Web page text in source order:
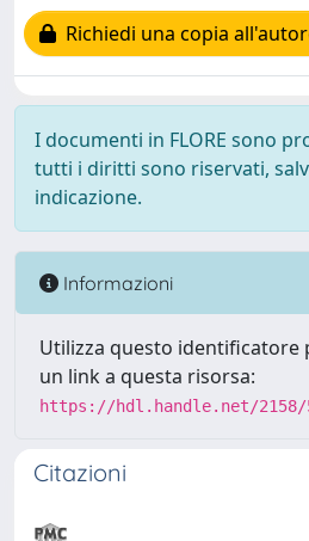
Richiedi una copia
I documenti in FLORE sono
tutti i diritti sono riservati,
indicazione.
Informazioni
Utilizza questo identificatore
un link a questa risorsa:
https://hdl.handle.net/2158/
Citazioni